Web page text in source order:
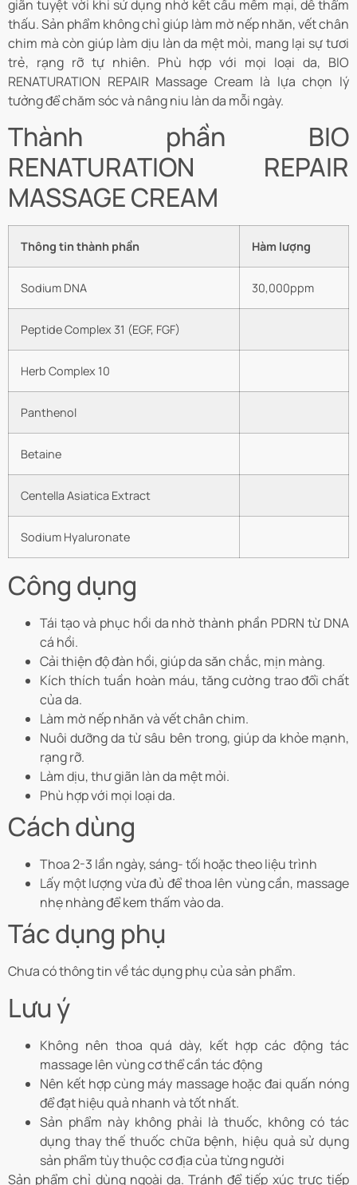
giãn tuyệt vời khi sử dụng nhờ kết cấu mềm mại, dễ thẩm
thấu. Sản phẩm không chỉ giúp làm mờ nếp nhăn, vết chân
chim mà còn giúp làm dịu làn da mệt mỏi, mang lại sự tươi
trẻ, rạng rỡ tự nhiên. Phù hợp với mọi loại da, BIO
RENATURATION REPAIR Massage Cream là lựa chọn lý
tưởng để chăm sóc và nâng niu làn da mỗi ngày.
Thành phần BIO
RENATURATION REPAIR
MASSAGE CREAM
Thông tin thành phần Hàm lượng
Sodium DNA 30,000ppm
Peptide Complex 31 (EGF, FGF)
Herb Complex 10
Panthenol
Betaine
Centella Asiatica Extract
Sodium Hyaluronate
Công dụng
Tái tạo và phục hồi da nhờ thành phần PDRN từ DNA
cá hồi.
Cải thiện độ đàn hồi, giúp da săn chắc, mịn màng.
Kích thích tuần hoàn máu, tăng cường trao đổi chất
của da.
Làm mờ nếp nhăn và vết chân chim.
Nuôi dưỡng da từ sâu bên trong, giúp da khỏe mạnh,
rạng rỡ.
Làm dịu, thư giãn làn da mệt mỏi.
Phù hợp với mọi loại da.
Cách dùng
Thoa 2-3 lần ngày, sáng- tối hoặc theo liệu trình
Lấy một lượng vừa đủ để thoa lên vùng cần, massage
nhẹ nhàng để kem thấm vào da.
Tác dụng phụ
Chưa có thông tin về tác dụng phụ của sản phẩm.
Lưu ý
Không nên thoa quá dày, kết hợp các động tác
massage lên vùng cơ thể cần tác động
Nên kết hợp cùng máy massage hoặc đai quấn nóng
để đạt hiệu quả nhanh và tốt nhất.
Sản phẩm này không phải là thuốc, không có tác
dụng thay thế thuốc chữa bệnh, hiệu quả sử dụng
sản phẩm tùy thuộc cơ địa của từng người
Sản phẩm chỉ dùng ngoài da. Tránh để tiếp xúc trực tiếp